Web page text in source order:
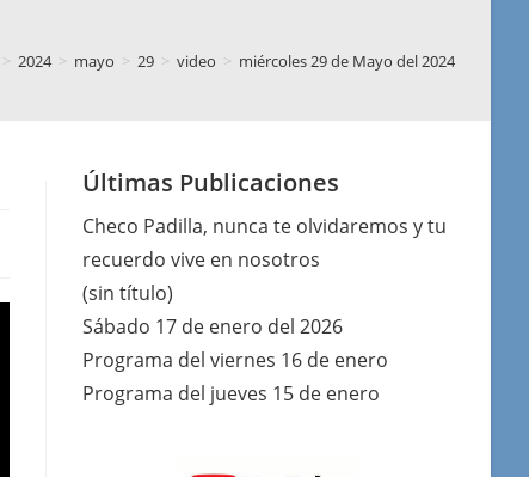
> 2024 > mayo > 29 > video > miércoles 29 de Mayo del 2024
Últimas Publicaciones
Checo Padilla, nunca te olvidaremos y tu
recuerdo vive en nosotros
(sin título)
Sábado 17 de enero del 2026
Programa del viernes 16 de enero
Programa del jueves 15 de enero